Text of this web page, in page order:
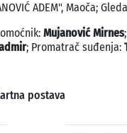
ADEM", Maoča;
Mujanović Mirnes
; Promatrač suđenja:
postava